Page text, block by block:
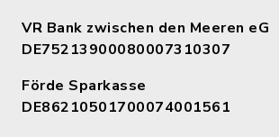
VR Bank zwischen den Meeren eG
DE75213900080007310307
Förde Sparkasse
DE86210501700074001561